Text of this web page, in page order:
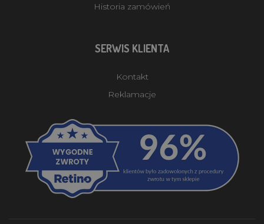
Historia zamówień
SERWIS KLIENTA
Kontakt
Reklamacje